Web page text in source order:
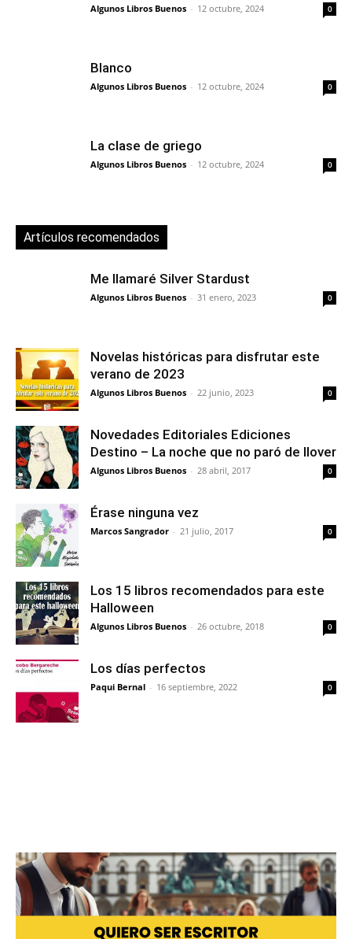
Algunos Libros Buenos - 12 octubre, 2024 0
Blanco
Algunos Libros Buenos - 12 octubre, 2024 0
La clase de griego
Algunos Libros Buenos - 12 octubre, 2024 0
Artículos recomendados
Me llamaré Silver Stardust
Algunos Libros Buenos - 31 enero, 2023 0
Novelas históricas para disfrutar este
verano de 2023
Algunos Libros Buenos - 22 junio, 2023 0
Novedades Editoriales Ediciones
Destino – La noche que no paró de llover
Algunos Libros Buenos - 28 abril, 2017 0
Érase ninguna vez
Marcos Sangrador - 21 julio, 2017 0
Los 15 libros recomendados para este
Halloween
Algunos Libros Buenos - 26 octubre, 2018 0
Los días perfectos
Paqui Bernal - 16 septiembre, 2022 0